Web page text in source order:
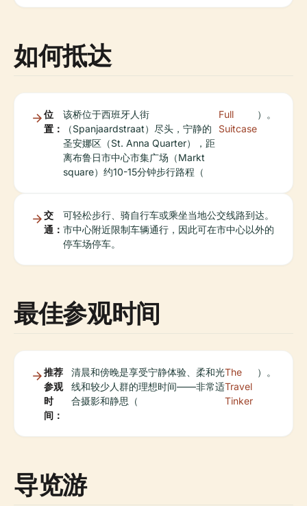
如何抵达
位
置：
该桥位于西班牙人街
（Spanjaardstraat）尽头，宁静的
圣安娜区（St. Anna Quarter），距
离布鲁日市中心市集广场（Markt
square）约10-15分钟步行路程（
Full
Suitcase
）。
交
通：
可轻松步行、骑自行车或乘坐当地公交线路到达。
市中心附近限制车辆通行，因此可在市中心以外的
停车场停车。
最佳参观时间
推荐
参观
时
间：
清晨和傍晚是享受宁静体验、柔和光
线和较少人群的理想时间——非常适
合摄影和静思（
The
Travel
Tinker
）。
导览游